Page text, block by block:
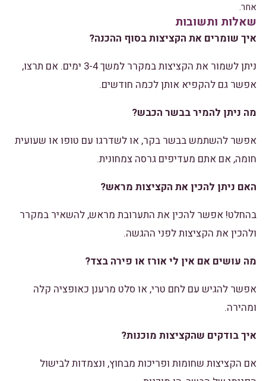
אחר.
שאלות ותשובות
איך שומרים את הקציצות בסוף ההכנה?
ניתן לשמור את הקציצות במקרר למשך 3-4 ימים. אם תרצו,
אפשר גם להקפיא אותן לכמה חודשים.
מה ניתן להמיר בבשר הכבש?
אפשר להשתמש בבשר בקר, או לשדרגו עם טופו או שעועית
חומה, אם אתם מעדיפים גרסה צמחונית.
האם ניתן להכין את הקציצות מראש?
בהחלט! אפשר להכין את התערובת מראש, להשאיר במקרר
ולהכין את הקציצות לפני ההגשה.
מה עושים אם אין לי אורז או פירה בצד?
אפשר להגיש עם לחם טרי, או סלט מרענן כאופציה קלה
ומהירה.
איך בודקים שהקציצות מוכנות?
אם הקציצות שחומות ופריכות מבחוץ, ונצמדות לבישול